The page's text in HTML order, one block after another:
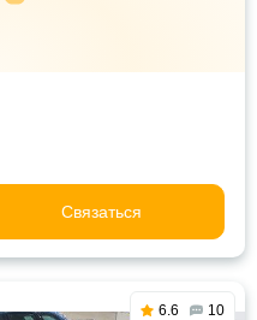
Связаться
6.6 10